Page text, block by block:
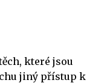
které jsou
jiný přístup k